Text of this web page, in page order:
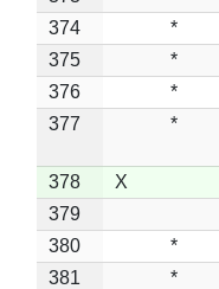
374
*
375
*
376
*
377
*
378
X
379
380
*
381
*